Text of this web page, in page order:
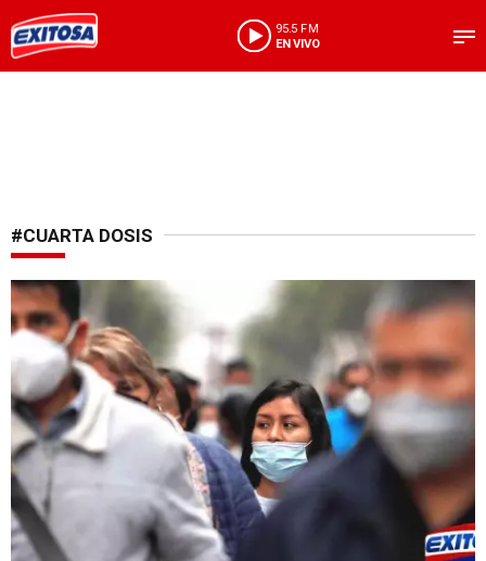
95.5 FM
EN VIVO
#CUARTA DOSIS